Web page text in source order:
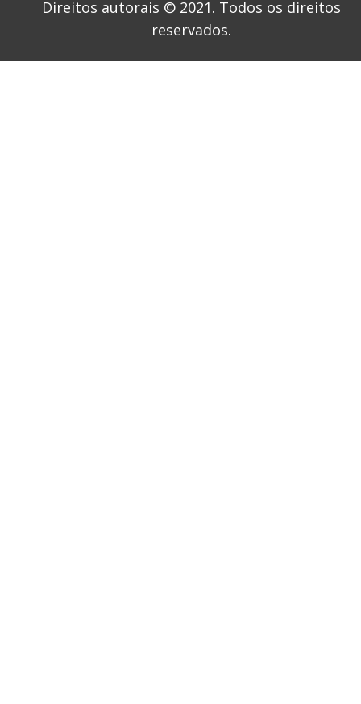
Direitos autorais © 2021. Todos os direitos
reservados.